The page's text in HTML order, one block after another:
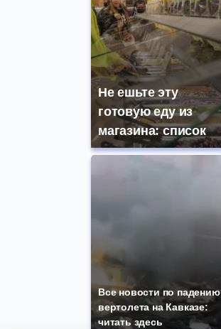
Не ешьте эту
готовую еду из
магазина: список
Все новости по падению
вертолета на Кавказе:
читать здесь